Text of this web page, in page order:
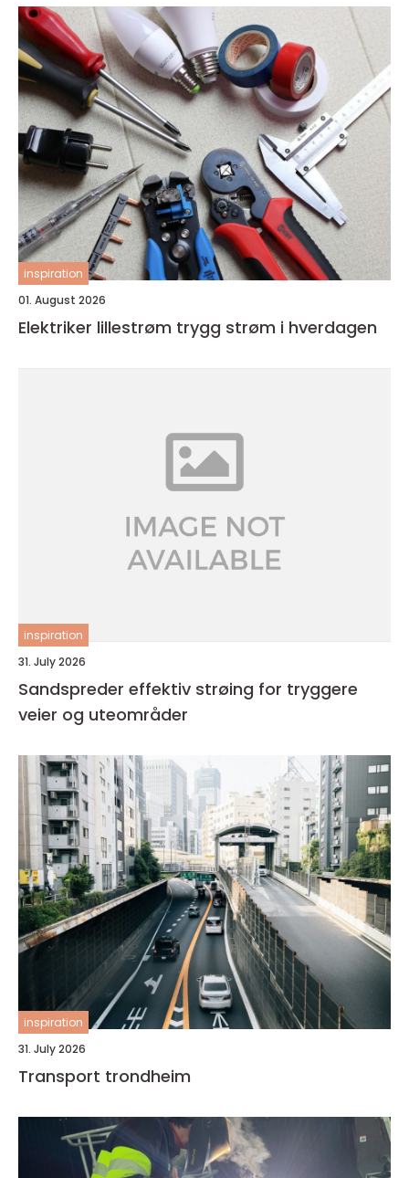
inspiration
01. August 2026
Elektriker lillestrøm trygg strøm i hverdagen
inspiration
31. July 2026
Sandspreder effektiv strøing for tryggere
veier og uteområder
inspiration
31. July 2026
Transport trondheim